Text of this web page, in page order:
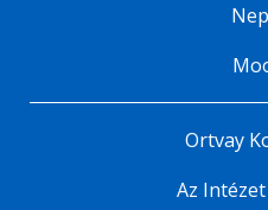
Ortvay
Az